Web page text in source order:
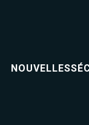
NOUVELLES